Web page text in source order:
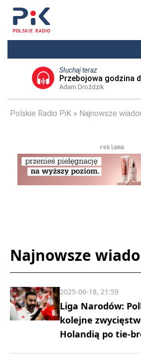
Słuchaj teraz
Przebojowa godzina
Adam Droździk
Polskie Radio PiK Najnowsze
reklama
Najnowsze
Liga Narodów:
kolejne
Holandią po tie-
2025-06-18, 21:59